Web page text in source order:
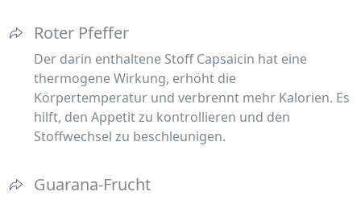
Roter Pfeffer
Der darin enthaltene Stoff Capsaicin hat eine
thermogene Wirkung, erhöht die
Körpertemperatur und verbrennt mehr Kalorien. Es
hilft, den Appetit zu kontrollieren und den
Stoffwechsel zu beschleunigen.
Guarana-Frucht